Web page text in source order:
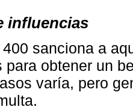
influencias
sanciona a
para obtener un
varía, pero